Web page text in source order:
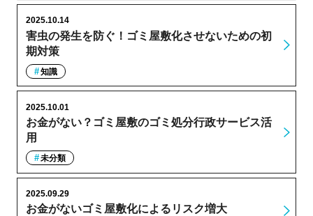
害虫の発生を防ぐ！ゴミ屋敷化させないための初
期対策
2025.10.14
知識
お金がない？ゴミ屋敷のゴミ処分行政サービス活
用
2025.10.01
未分類
お金がないゴミ屋敷化によるリスク増大
2025.09.29